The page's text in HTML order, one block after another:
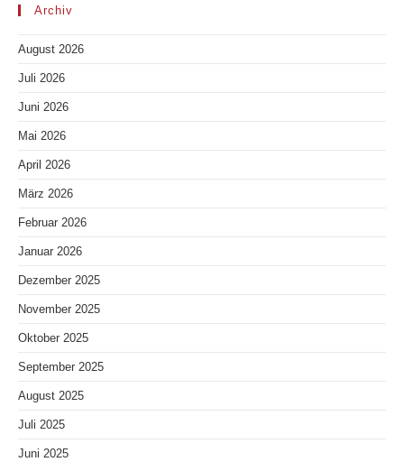
Archiv
August 2026
Juli 2026
Juni 2026
Mai 2026
April 2026
März 2026
Februar 2026
Januar 2026
Dezember 2025
November 2025
Oktober 2025
September 2025
August 2025
Juli 2025
Juni 2025